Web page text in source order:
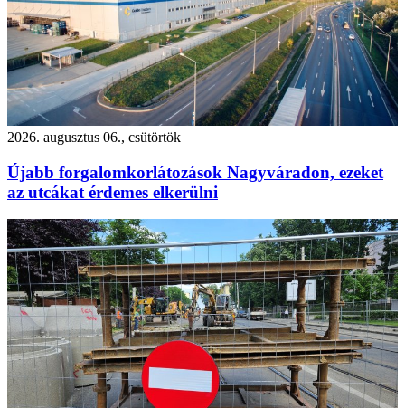
2026. augusztus 06., csütörtök
Újabb forgalomkorlátozások Nagyváradon, ezeket
az utcákat érdemes elkerülni